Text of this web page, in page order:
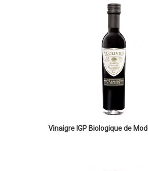
Vinaigre IGP Biologique de